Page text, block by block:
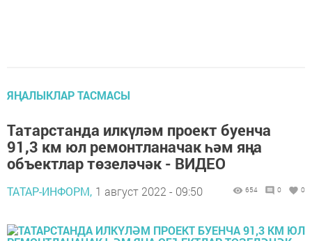
ЯҢАЛЫКЛАР ТАСМАСЫ
Татарстанда илкүләм проект буенча
91,3 км юл ремонтланачак һәм яңа
объектлар төзеләчәк - ВИДЕО
ТАТАР-ИНФОРМ, 1 август 2022 - 09:50 654 0 0